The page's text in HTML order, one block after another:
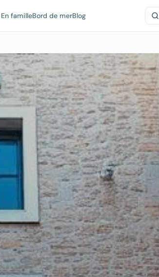
En familleBord de merBlog